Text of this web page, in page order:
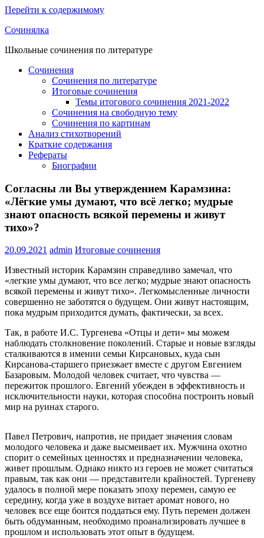
Перейти к содержимому
Сочинялка
Школьные сочинения по литературе
Сочинения
Сочинения по литературе
Итоговые сочинения
Темы итогового сочинения 2021-2022
Сочинения на свободную тему
Сочинения по картинам
Анализ стихотворений
Краткие содержания
Рефераты
Биографии
Согласны ли Вы утверждением Карамзина:
«Лёгкие умы думают, что всё легко; мудрые
знают опасность всякой перемены и живут
тихо»?
20.09.2021 admin Итоговые сочинения
Известный историк Карамзин справедливо замечал, что
«легкие умы думают, что все легко; мудрые знают опасность
всякой перемены и живут тихо». Легкомысленные личности
совершенно не заботятся о будущем. Они живут настоящим,
пока мудрым приходится думать, фактически, за всех.
Так, в работе И.С. Тургенева «Отцы и дети» мы можем
наблюдать столкновение поколений. Старые и новые взгляды
сталкиваются в имении семьи Кирсановых, куда сын
Кирсанова-старшего приезжает вместе с другом Евгением
Базаровым. Молодой человек считает, что чувства —
пережиток прошлого. Евгений убежден в эффективность и
исключительности науки, которая способна построить новый
мир на руинах старого.
Павел Петрович, напротив, не придает значения словам
молодого человека и даже высмеивает их. Мужчина охотно
спорит о семейных ценностях и предназначении человека,
живет прошлым. Однако никто из героев не может считаться
правым, так как они — представители крайностей. Тургеневу
удалось в полной мере показать эпоху перемен, самую ее
середину, когда уже в воздухе витает аромат нового, но
человек все еще боится поддаться ему. Путь перемен должен
быть обдуманным, необходимо проанализировать лучшее в
прошлом и использовать этот опыт в будущем.